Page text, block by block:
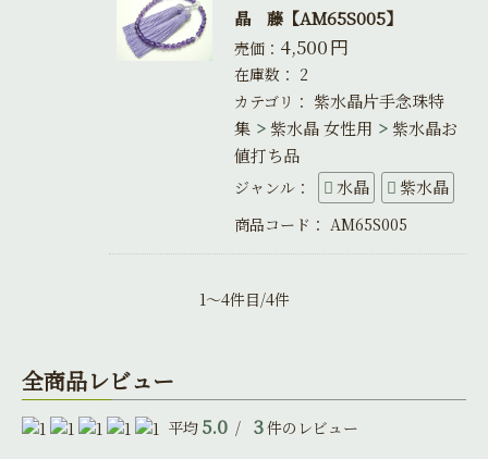
晶 藤【AM65S005】
売価： 4,500円
在庫数： 2
カテゴリ： 紫水晶片手念珠特
集
紫水晶 女性用
紫水晶お
値打ち品
ジャンル： 水晶 紫水晶
商品コード： AM65S005
1～4件目/4件
全商品レビュー
平均 5.0 / 3件のレビュー